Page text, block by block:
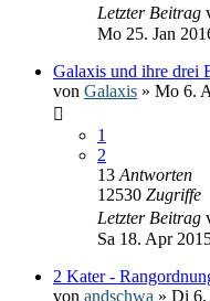
Letzter Beitrag
Mo 25. Jan
Galaxis und ihre drei
von Galaxis » Mo 6.
1
2
13 Antworten
12530 Zugriffe
Letzter Beitrag
Sa 18. Apr
2 Kater -
von andschwa » Di 6.